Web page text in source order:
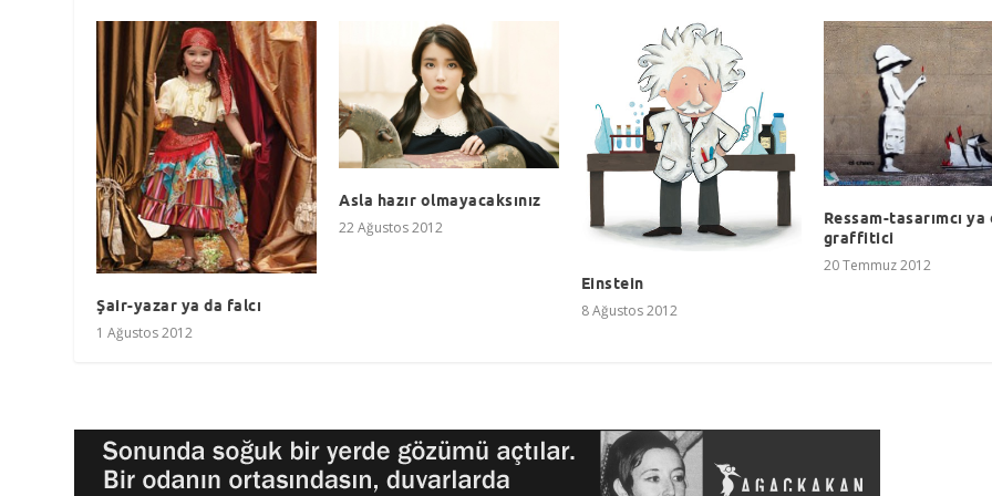
Şair-yazar ya da falcı
1 Ağustos 2012
Asla hazır olmayacaksınız
22 Ağustos 2012
Einstein
8 Ağustos 2012
Ressam-tasarımcı ya
graffitici
20 Temmuz 2012